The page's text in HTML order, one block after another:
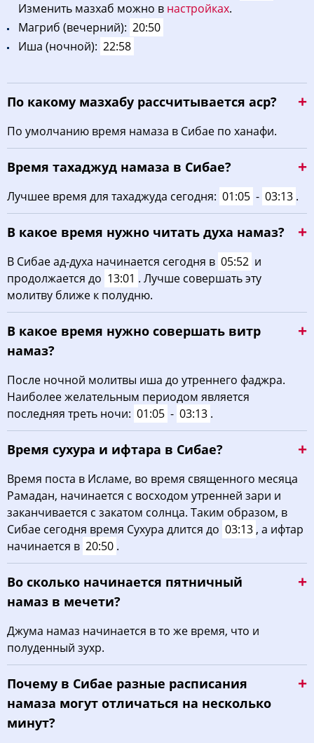
Изменить мазхаб можно в настройках.
Maгриб (вечерний): 20:50
Иша (ночной): 22:58
По какому мазхабу рассчитывается аср?
По умолчанию время намаза в Сибае по ханафи.
Время тахаджуд намаза в Сибае?
Лучшее время для тахаджуда сегодня: 01:05 - 03:13 .
В какое время нужно читать духа намаз?
В Сибае ад-духа начинается сегодня в 05:52 и
продолжается до 13:01 . Лучше совершать эту
молитву ближе к полудню.
В какое время нужно совершать витр
намаз?
После ночной молитвы иша до утреннего фаджра.
Наиболее желательным периодом является
последняя треть ночи: 01:05 - 03:13 .
Время сухура и ифтара в Сибае?
Время поста в Исламе, во время священного месяца
Рамадан, начинается с восходом утренней зари и
заканчивается с закатом солнца. Таким образом, в
Сибае сегодня время Сухура длится до 03:13 , а ифтар
начинается в 20:50 .
Во сколько начинается пятничный
намаз в мечети?
Джума намаз начинается в то же время, что и
полуденный зухр.
Почему в Сибае разные расписания
намаза могут отличаться на несколько
минут?